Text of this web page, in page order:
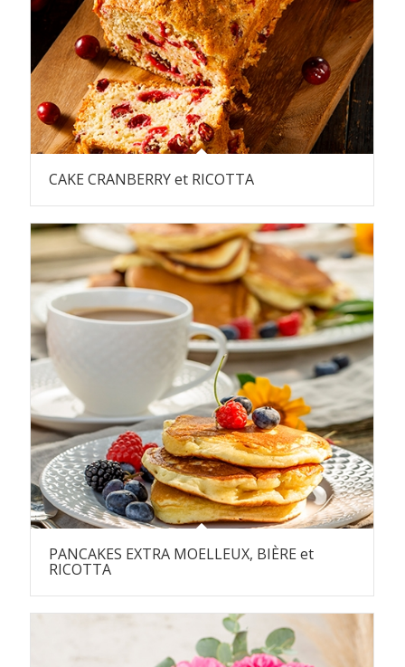
CAKE CRANBERRY et RICOTTA
PANCAKES EXTRA MOELLEUX, BIÈRE et
RICOTTA